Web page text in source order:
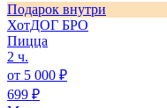
Подарок внутри
ХотДОГ БРО
Пицца
2 ч.
от 5 000 ₽
699 ₽